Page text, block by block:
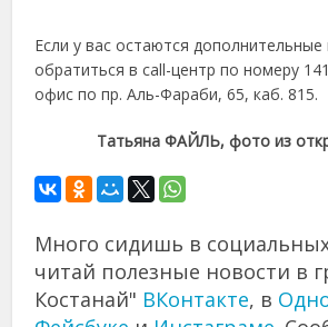
Если у вас остаются
обратиться в сall-центр по номеру
офис по пр. Аль-Фараби, 65, каб. 815.
Татьяна ФАЙЛЬ, фото из
Много сидишь в социальных
читай полезные новости в
Костанай" ВКонтакте, в